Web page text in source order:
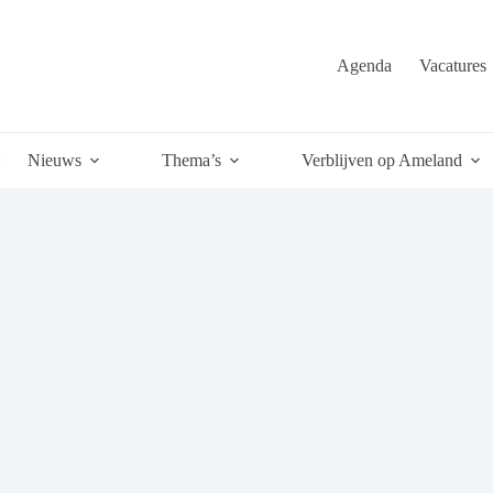
Agenda Vacatures
Nieuws Thema’s Verblijven op Ameland